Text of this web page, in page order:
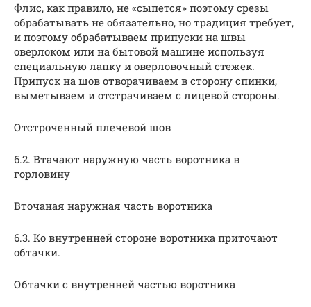
Флис, как правило, не «сыпется» поэтому срезы
обрабатывать не обязательно, но традиция требует,
и поэтому обрабатываем припуски на швы
оверлоком или на бытовой машине используя
специальную лапку и оверловочный стежек.
Припуск на шов отворачиваем в сторону спинки,
выметываем и отстрачиваем с лицевой стороны.
Отстроченный плечевой шов
6.2. Втачают наружную часть воротника в
горловину
Вточаная наружная часть воротника
6.3. Ко внутренней стороне воротника приточают
обтачки.
Обтачки с внутренней частью воротника